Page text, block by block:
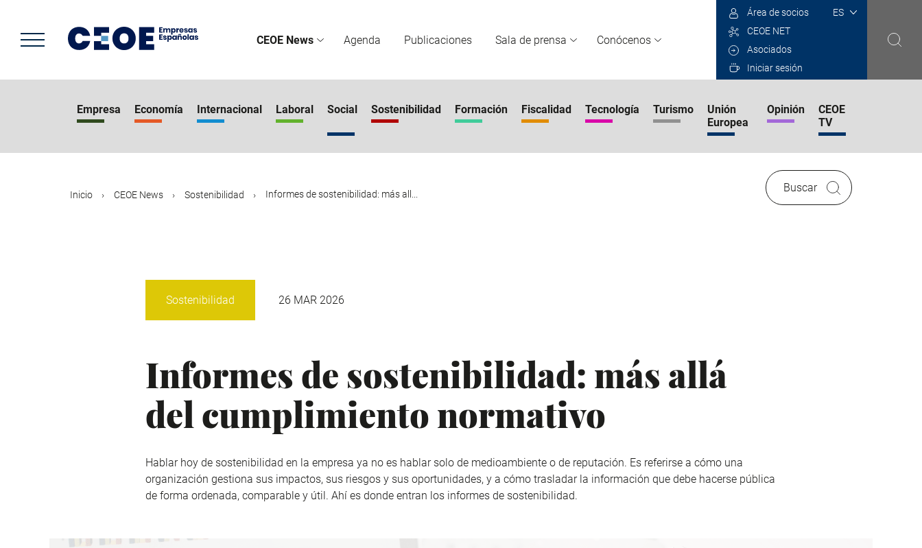
contenido
principal
CEOE News Agenda Publicaciones Sala de prensa Conócenos
Select
Área de socios
CEOE NET
Asociados
Iniciar sesión
Empresa Economía Internacional Laboral Social Sostenibilidad Formación Fiscalidad Tecnología Turismo
Unión
Europea
Opinión
CEOE
TV
Inicio CEOE News Sostenibilidad Informes de sostenibilidad: más all...
Buscar
Sostenibilidad 26 MAR 2026
Informes de sostenibilidad: más allá
del cumplimiento normativo
Hablar hoy de sostenibilidad en la empresa ya no es hablar solo de medioambiente o de reputación. Es referirse a cómo una
organización gestiona sus impactos, sus riesgos y sus oportunidades, y a cómo trasladar la información que debe hacerse pública
de forma ordenada, comparable y útil. Ahí es donde entran los informes de sostenibilidad.